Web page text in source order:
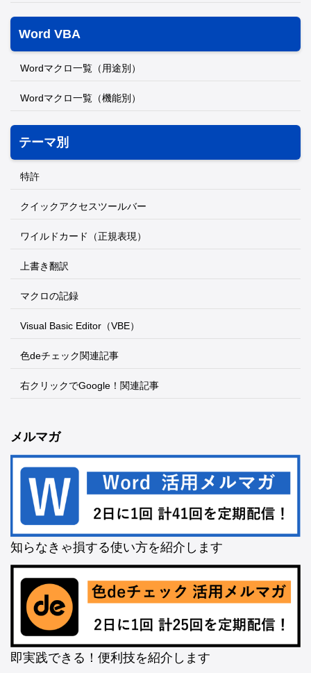
Word VBA
Wordマクロ一覧（用途別）
Wordマクロ一覧（機能別）
テーマ別
特許
クイックアクセスツールバー
ワイルドカード（正規表現）
上書き翻訳
マクロの記録
Visual Basic Editor（VBE）
色deチェック関連記事
右クリックでGoogle！関連記事
メルマガ
知らなきゃ損する使い方を紹介します
即実践できる！便利技を紹介します